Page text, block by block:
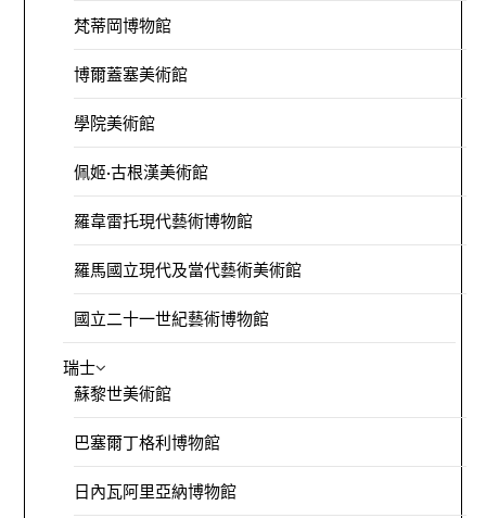
梵蒂岡博物館
博爾蓋塞美術館
學院美術館
佩姬·古根漢美術館
羅韋雷托現代藝術博物館
羅馬國立現代及當代藝術美術館
國立二十一世紀藝術博物館
瑞士
蘇黎世美術館
巴塞爾丁格利博物館
日內瓦阿里亞納博物館